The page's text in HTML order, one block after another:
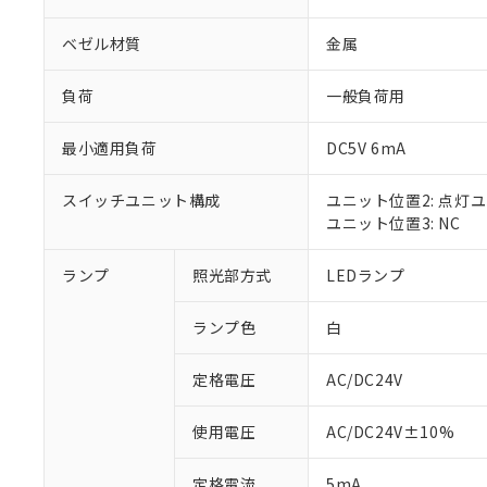
ベゼル材質 金属
負荷 一般負荷用
最小適用負荷 DC5V 6mA
スイッチユニット構成
ユニット位置2: 点灯
ユニット位置3: NC
ランプ 照光部方式 LEDランプ
ランプ色 白
定格電圧 AC/DC24V
使用電圧 AC/DC24V±10%
ご利用条件
以下の条件をお読
※1 対応状況
対応予定：EU
対応予定なし：
調査・確認中：
非該当品：ライセ
※1 中国